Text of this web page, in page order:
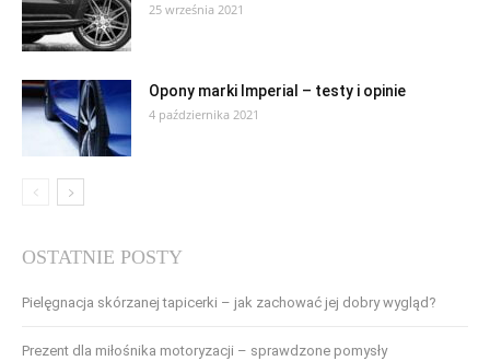
25 września 2021
Opony marki Imperial – testy i opinie
4 października 2021
OSTATNIE POSTY
Pielęgnacja skórzanej tapicerki – jak zachować jej dobry wygląd?
Prezent dla miłośnika motoryzacji – sprawdzone pomysły